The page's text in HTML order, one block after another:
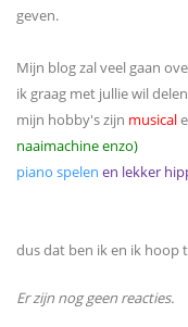
geven.
Mijn blog zal veel gaan
ik graag met jullie wil
mijn hobby's zijn musical
naaimachine enzo)
piano spelen en lekker
dus dat ben ik en ik hoop
Er zijn nog geen reacties.